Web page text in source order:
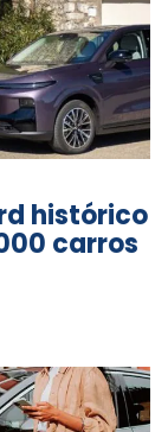
histórico
carros